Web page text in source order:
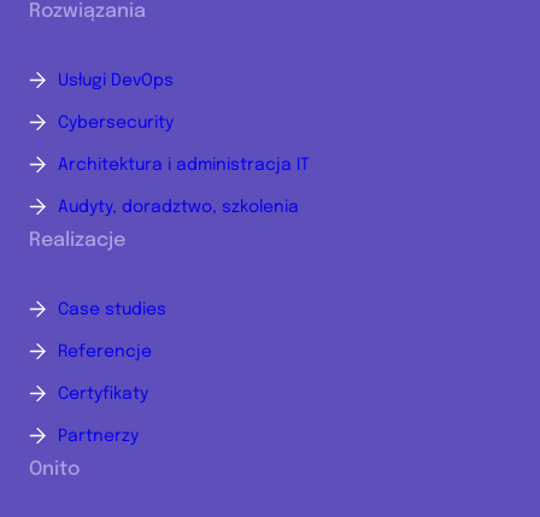
Rozwiązania
Usługi DevOps
Cybersecurity
Architektura i administracja IT
Audyty, doradztwo, szkolenia
Realizacje
Case studies
Referencje
Certyfikaty
Partnerzy
Onito